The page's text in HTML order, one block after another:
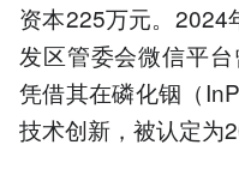
资本225万元。2024
发区管委会微信平
凭借其在磷化铟（
技术创新，被认定为